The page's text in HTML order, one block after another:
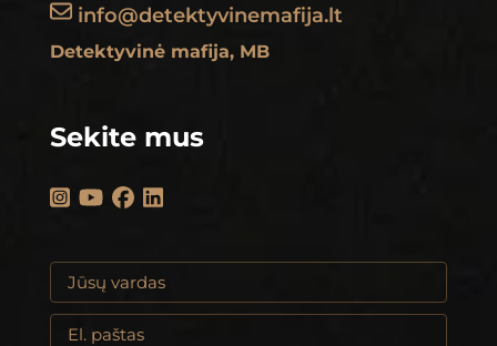
info@detektyvinemafija.lt
Detektyvinė mafija, MB
Sekite mus